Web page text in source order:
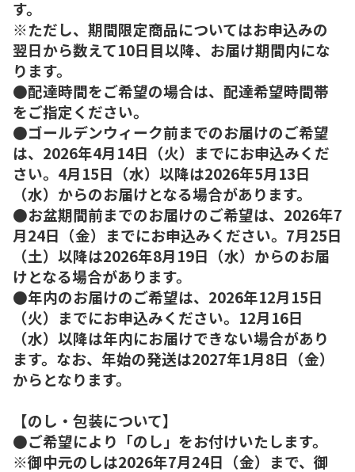
す。
※ただし、期間限定商品についてはお申込みの
翌日から数えて10日目以降、お届け期間内にな
ります。
●配達時間をご希望の場合は、配達希望時間帯
をご指定ください。
●ゴールデンウィーク前までのお届けのご希望
は、2026年4月14日（火）までにお申込みくだ
さい。4月15日（水）以降は2026年5月13日
（水）からのお届けとなる場合があります。
●お盆期間前までのお届けのご希望は、2026年7
月24日（金）までにお申込みください。7月25日
（土）以降は2026年8月19日（水）からのお届
けとなる場合があります。
●年内のお届けのご希望は、2026年12月15日
（火）までにお申込みください。12月16日
（水）以降は年内にお届けできない場合があり
ます。なお、年始の発送は2027年1月8日（金）
からとなります。
【のし・包装について】
●ご希望により「のし」をお付けいたします。
※御中元のしは2026年7月24日（金）まで、御